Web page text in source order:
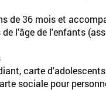
de 36 mois et
l'âge de l'enfants
carte
sociale pour